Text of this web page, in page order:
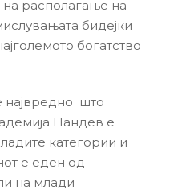
на располагање на
бидејки
богатство
највредно што
Пандев е
категории и
е еден од
на млади